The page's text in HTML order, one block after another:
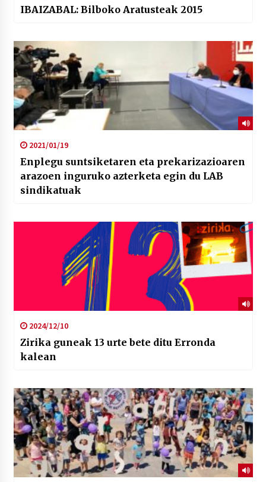
IBAIZABAL: Bilboko Aratusteak 2015
2021/01/19
Enplegu suntsiketaren eta prekarizazioaren
arazoen inguruko azterketa egin du LAB
sindikatuak
2024/12/10
Zirika guneak 13 urte bete ditu Erronda
kalean